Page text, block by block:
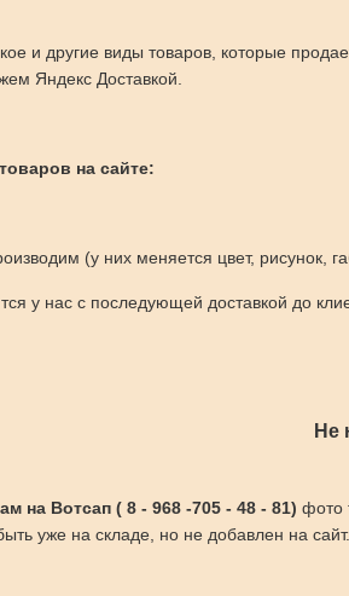
и другие виды товаров, которые
Яндекс Доставкой.
на сайте:
(у них меняется цвет, рисунок,
у нас с последующей доставкой до
Не
на Вотсап ( 8 - 968 -705 - 48 - 81) фото
уже на складе, но не добавлен на сайт.